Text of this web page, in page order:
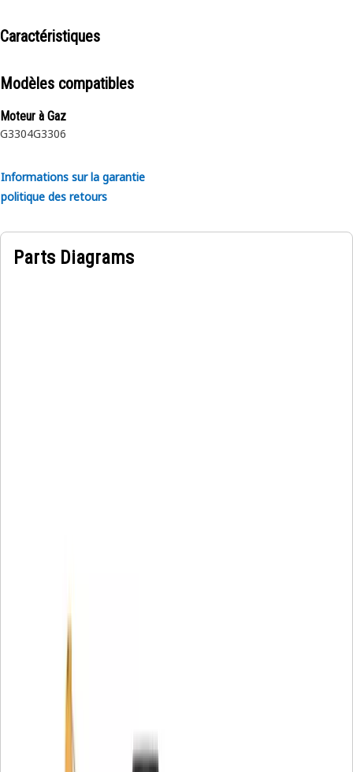
Caractéristiques
Modèles compatibles
Moteur à Gaz
G3304G3306
Informations sur la garantie
politique des retours
Parts Diagrams